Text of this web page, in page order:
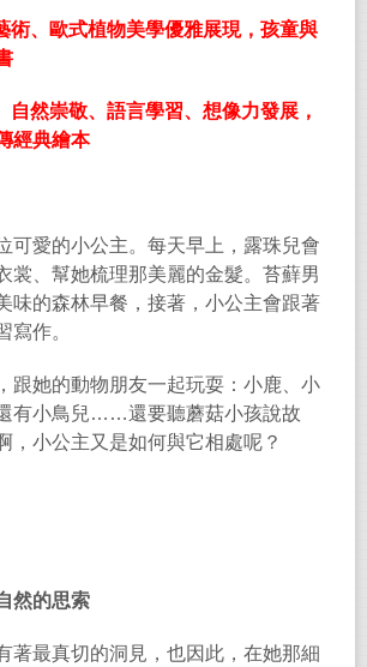
術、歐式植物美學優雅展現，孩童與
自然崇敬、語言學習、想像力發展，
經典繪本
可愛的小公主。每天早上，露珠兒會
裳、幫她梳理那美麗的金髮。苔蘚男
味的森林早餐，接著，小公主會跟著
寫作。
跟她的動物朋友一起玩耍：小鹿、小
有小鳥兒……還要聽蘑菇小孩說故
，小公主又是如何與它相處呢？
然的思索
著最真切的洞見，也因此，在她那細